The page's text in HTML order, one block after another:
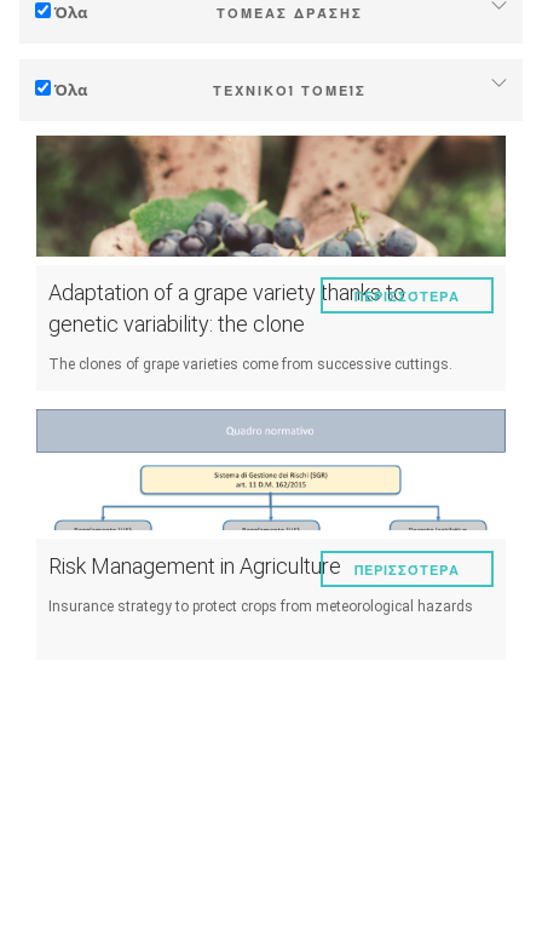
Βιομηχανία, συναιτερισμοί
Δημόσιες πολιτικές
Καταναλωτές
Όλα ΤΟΜΈΑΣ ΔΡΆΣΗΣ
Διαχείριση - Προώθηση
Στρατηγική - μεταβάσεις
Έρευνα - Καινοτομία
Συνεργασία - Ενίσχυση ικανοτήτων
Μέσα προγραμματισμού και δημόσιας πολιτικής
Κλιματικές υπηρεσίες
Όλα ΤΕΧΝΙΚΟΊ ΤΟΜΕΊΣ
Έδαφος
Διαχείριση νερού
Φαινολογία
Απόδοση παραγωγής
Ενέργεια
Παράσιτα και ασθένειες
Διαχείριση αμπελώνα
Τεχνικές οινοποιήσης
Διαχείριση μετεωρολογικών γεγονότων
Άλλα
Adaptation of a grape variety thanks to
genetic variability: the clone
The clones of grape varieties come from successive cuttings.
ΠΕΡΙΣΣΌΤΕΡΑ
Risk Management in Agriculture
Insurance strategy to protect crops from meteorological hazards
ΠΕΡΙΣΣΌΤΕΡΑ